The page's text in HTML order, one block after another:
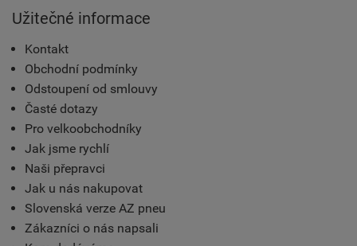
Užitečné informace
Kontakt
Obchodní podmínky
Odstoupení od smlouvy
Časté dotazy
Pro velkoobchodníky
Jak jsme rychlí
Naši přepravci
Jak u nás nakupovat
Slovenská verze AZ pneu
Zákazníci o nás napsali